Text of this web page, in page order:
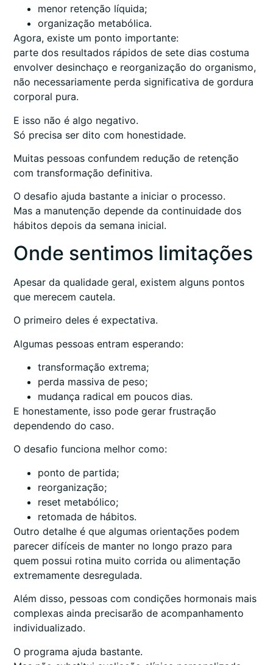
menor retenção líquida;
organização metabólica.
Agora, existe um ponto importante:
parte dos resultados rápidos de sete dias costuma
envolver desinchaço e reorganização do organismo,
não necessariamente perda significativa de gordura
corporal pura.
E isso não é algo negativo.
Só precisa ser dito com honestidade.
Muitas pessoas confundem redução de retenção
com transformação definitiva.
O desafio ajuda bastante a iniciar o processo.
Mas a manutenção depende da continuidade dos
hábitos depois da semana inicial.
Onde sentimos limitações
Apesar da qualidade geral, existem alguns pontos
que merecem cautela.
O primeiro deles é expectativa.
Algumas pessoas entram esperando:
transformação extrema;
perda massiva de peso;
mudança radical em poucos dias.
E honestamente, isso pode gerar frustração
dependendo do caso.
O desafio funciona melhor como:
ponto de partida;
reorganização;
reset metabólico;
retomada de hábitos.
Outro detalhe é que algumas orientações podem
parecer difíceis de manter no longo prazo para
quem possui rotina muito corrida ou alimentação
extremamente desregulada.
Além disso, pessoas com condições hormonais mais
complexas ainda precisarão de acompanhamento
individualizado.
O programa ajuda bastante.